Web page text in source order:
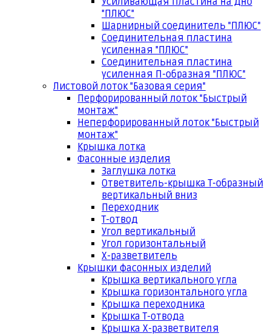
"ПЛЮС"
Шарнирный соединитель "ПЛЮС"
Соединительная пластина
усиленная "ПЛЮС"
Соединительная пластина
усиленная П-образная "ПЛЮС"
Листовой лоток "Базовая серия"
Перфорированный лоток "Быстрый
монтаж"
Неперфорированный лоток "Быстрый
монтаж"
Крышка лотка
Фасонные изделия
Заглушка лотка
Ответвитель-крышка Т-образный
вертикальный вниз
Переходник
Т-отвод
Угол вертикальный
Угол горизонтальный
Х-разветвитель
Крышки фасонных изделий
Крышка вертикального угла
Крышка горизонтального угла
Крышка переходника
Крышка Т-отвода
Крышка Х-разветвителя